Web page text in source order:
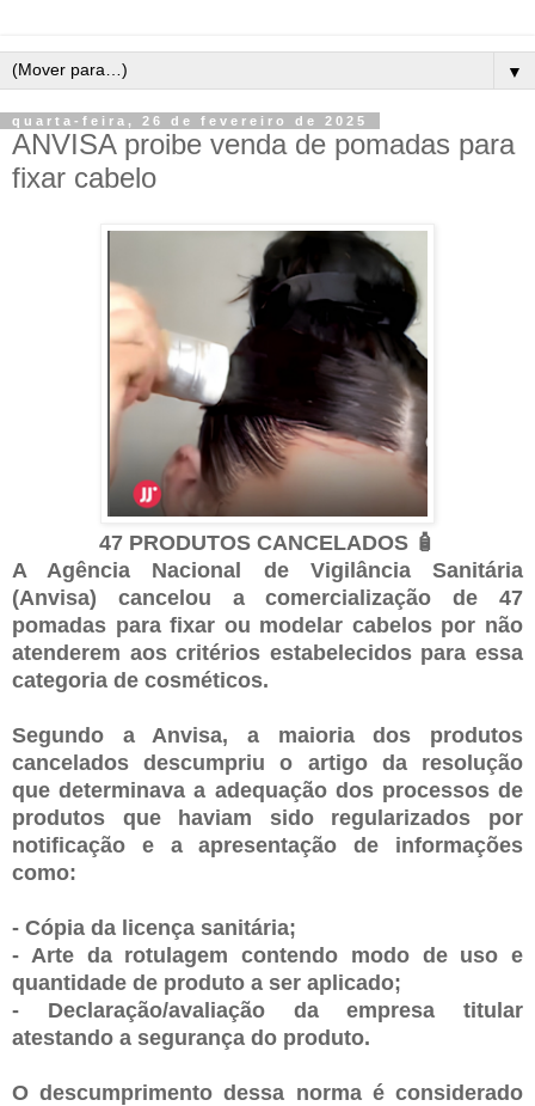
▼
quarta-feira, 26 de fevereiro de 2025
ANVISA proibe venda de pomadas para
fixar cabelo
47 PRODUTOS CANCELADOS 🧴
A Agência Nacional de Vigilância Sanitária
(Anvisa) cancelou a comercialização de 47
pomadas para fixar ou modelar cabelos por não
atenderem aos critérios estabelecidos para essa
categoria de cosméticos.
Segundo a Anvisa, a maioria dos produtos
cancelados descumpriu o artigo da resolução
que determinava a adequação dos processos de
produtos que haviam sido regularizados por
notificação e a apresentação de informações
como:
- Cópia da licença sanitária;
- Arte da rotulagem contendo modo de uso e
quantidade de produto a ser aplicado;
- Declaração/avaliação da empresa titular
atestando a segurança do produto.
O descumprimento dessa norma é considerado